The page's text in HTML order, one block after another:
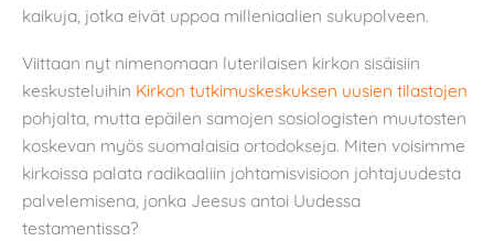
kaikuja, jotka eivät uppoa milleniaalien sukupolveen.
Viittaan nyt nimenomaan luterilaisen kirkon sisäisiin
keskusteluihin Kirkon tutkimuskeskuksen uusien tilastojen
pohjalta, mutta epäilen samojen sosiologisten muutosten
koskevan myös suomalaisia ortodokseja. Miten voisimme
kirkoissa palata radikaaliin johtamisvisioon johtajuudesta
palvelemisena, jonka Jeesus antoi Uudessa
testamentissa?